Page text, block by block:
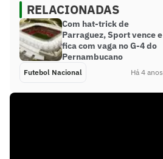
RELACIONADAS
Com hat-trick de
Parraguez, Sport vence e
fica com vaga no G-4 do
Pernambucano
Futebol Nacional Há 4 anos